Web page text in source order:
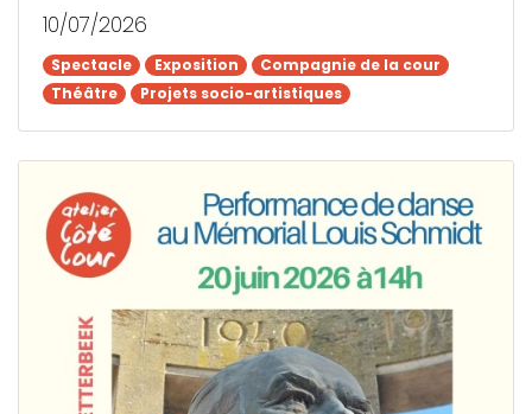
Spectacle Exposition
Compagnie de la cour
Théâtre
Projets socio-artistiques
10/07/2026
Spectacle Exposition
Compagnie de la cour
Théâtre
Projets socio-artistiques